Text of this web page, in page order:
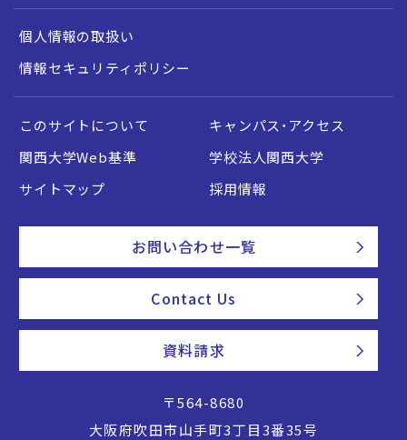
個人情報の取扱い
情報セキュリティポリシー
このサイトについて
キャンパス・アクセス
関西大学Web基準
学校法人関西大学
サイトマップ
採用情報
お問い合わせ一覧
Contact Us
資料請求
〒564-8680
大阪府吹田市山手町3丁目3番35号